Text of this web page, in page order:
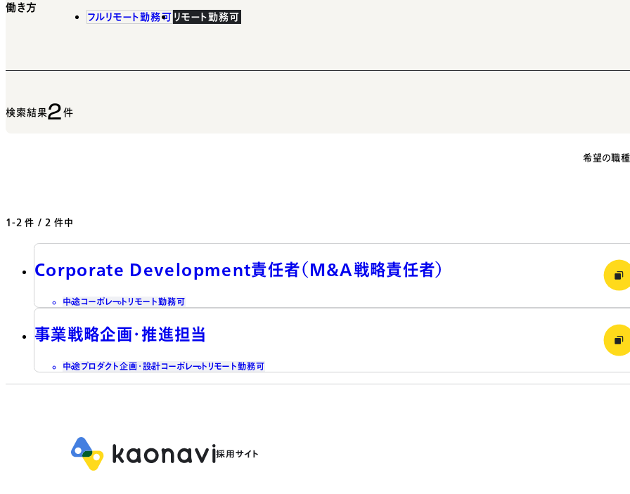
働き方
フルリモート勤務可 リモート勤務可
検索結果2件
希望の職
1-2 件 / 2 件中
Corporate Development責任者（M&A戦略責任者）
中途コーポレート リモート勤務可
事業戦略企画・推進担当
中途プロダクト企画・設計コーポレート リモート勤務可